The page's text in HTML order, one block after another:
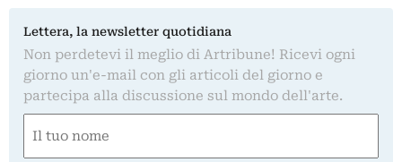
Lettera, la newsletter quotidiana
Non perdetevi il meglio di Artribune! Ricevi ogni
giorno un'e-mail con gli articoli del giorno e
partecipa alla discussione sul mondo dell'arte.
(Obbligatorio)